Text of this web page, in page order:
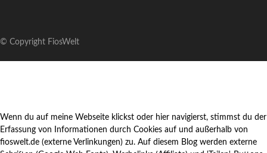
© Copyright FiosWelt
Wenn du auf meine Webseite klickst oder hier navigierst, stimmst du der
Erfassung von Informationen durch Cookies auf und außerhalb von
fioswelt.de (externe Verlinkungen) zu. Auf diesem Blog werden externe